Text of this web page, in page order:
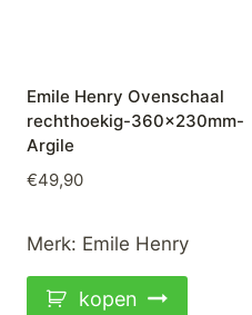
Emile Henry Ovenschaal
rechthoekig-360x230mm-
Argile
€49,90
Merk: Emile Henry
kopen